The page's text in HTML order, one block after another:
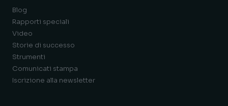
Blog
Rapporti speciali
Video
Storie di successo
Strumenti
Comunicati stampa
Iscrizione alla newsletter